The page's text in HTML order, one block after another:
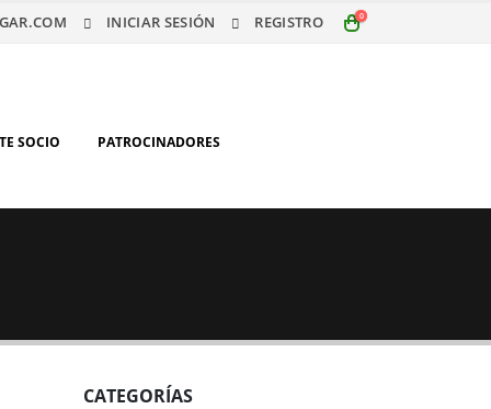
INICIAR SESIÓN REGISTRO 0
SOCIO PATROCINADORES
CATEGORÍAS